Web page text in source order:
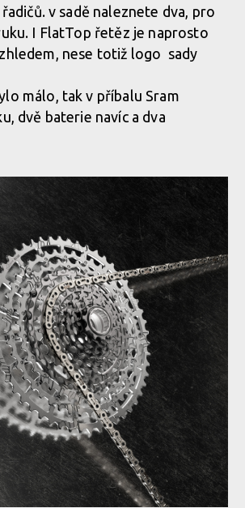
pohonnou sadu 1987 Eagle
v sadě naleznete dva, pro
I FlatTop řetěz je naprosto
nese totiž logo sady
málo, tak v příbalu Sram
dvě baterie navíc a dva